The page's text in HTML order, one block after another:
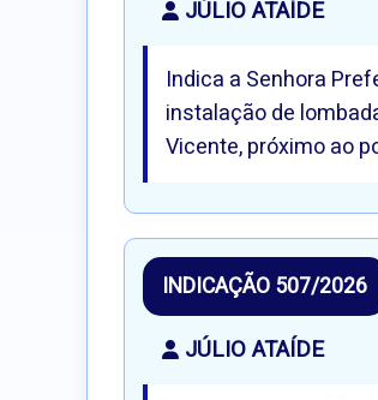
JÚLIO ATAÍDE
Indica a Senhora
instalação de
Vicente, próximo ao
INDICAÇÃO 507/2026
JÚLIO ATAÍDE